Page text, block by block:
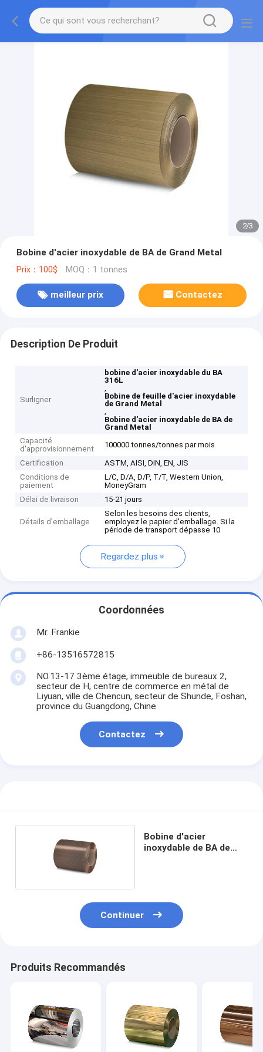
2/3
Bobine d'acier inoxydable de BA de Grand Metal
Prix：100$ MOQ：1 tonnes
meilleur prix Contactez
Description De Produit
Surligner
bobine d'acier inoxydable du BA
316L
,
Bobine de feuille d'acier inoxydable
de Grand Metal
,
Bobine d'acier inoxydable de BA de
Grand Metal
Capacité
d'approvisionnement
100000 tonnes/tonnes par mois
Certification
ASTM, AISI, DIN, EN, JIS
Conditions de
paiement
L/C, D/A, D/P, T/T, Western Union,
MoneyGram
Délai de livraison
15-21 jours
Détails d'emballage
Selon les besoins des clients,
employez le papier d'emballage. Si la
période de transport dépasse 10
Regardez plus
Coordonnées
Mr. Frankie
+86-13516572815
NO.13-17 3ème étage, immeuble de bureaux 2,
secteur de H, centre de commerce en métal de
Liyuan, ville de Chencun, secteur de Shunde, Foshan,
province du Guangdong, Chine
Contactez
Bobine d'acier
inoxydable de BA de
Continuer
Produits Recommandés